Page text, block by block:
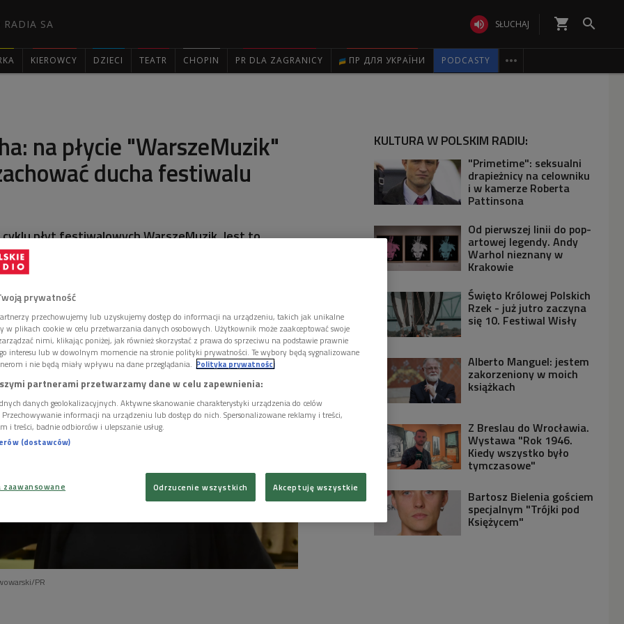
RADIA SA  SŁUCHAJ shopping_cart 
KIEROWCY DZIECI TEATR CHOPIN PR DLA ZAGRANICY ПР ДЛЯ УКРАЇНИ PODCASTY 
na płycie "WarszeMuzik"
ducha festiwalu
płyt festiwalowych WarszeMuzik. Jest to
jak mówi się o jakieś serii, która się dopiero
vol. 1" w całości poświęcona jest
i ukazała się na winylu - mówił w Cafe
kreatywnych i wszechstronnych pianistów
PR
KULTURA W POLSKIM RADIU:
"Primetime": seksualni
drapieżnicy na celowniku
i w kamerze Roberta
Pattinsona
Od pierwszej linii do pop-
artowej legendy. Andy
Warhol nieznany w
Krakowie
Święto Królowej Polskich
Rzek - już jutro zaczyna
się 10. Festiwal Wisły
Alberto Manguel: jestem
zakorzeniony w moich
książkach
Z Breslau do Wrocławia.
Wystawa "Rok 1946.
Kiedy wszystko było
tymczasowe"
Bartosz Bielenia gościem
specjalnym "Trójki pod
Księżycem"
prywatność
przechowujemy lub uzyskujemy dostęp do informacji na urządzeniu, takich jak unikalne
w plikach cookie w celu przetwarzania danych osobowych. Użytkownik może zaakceptować swoje
nimi, klikając poniżej, jak również skorzystać z prawa do sprzeciwu na podstawie prawnie
interesu lub w dowolnym momencie na stronie polityki prywatności. Te wybory będą sygnalizowane
i nie będą miały wpływu na dane przeglądania. Polityka prywatności
partnerami przetwarzamy dane w celu zapewnienia:
danych geolokalizacyjnych. Aktywne skanowanie charakterystyki urządzenia do celów
informacji na urządzeniu lub dostęp do nich. Spersonalizowane reklamy i treści,
i treści, badnie odbiorców i ulepszanie usług.
(dostawców)
Odrzucenie wszystkich Akceptuję wszystkie